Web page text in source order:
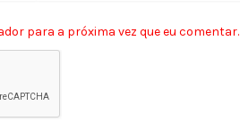
para a próxima vez que eu comentar.